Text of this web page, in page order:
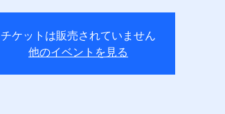
チケットは販売されていません
他のイベントを見る